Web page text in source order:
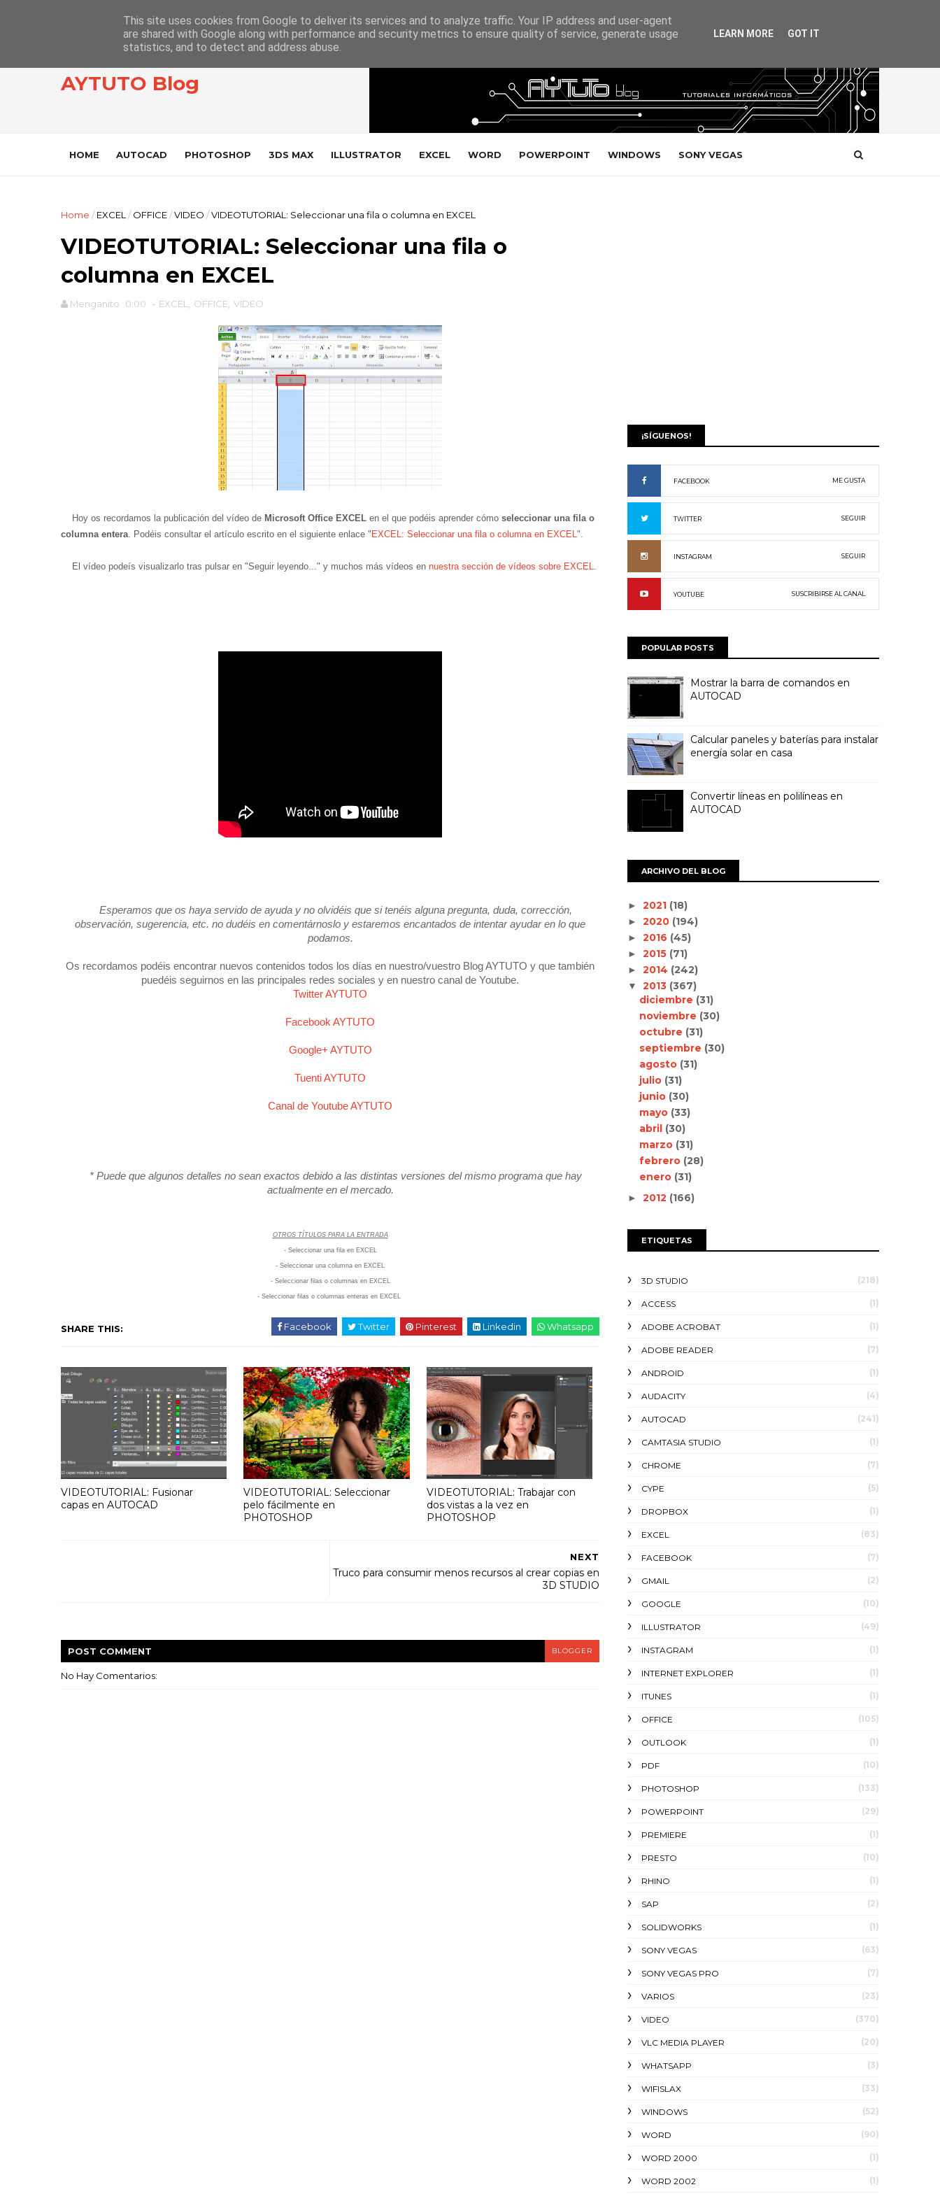
AYTUTO Blog
HOME AUTOCAD PHOTOSHOP 3DS MAX ILLUSTRATOR EXCEL WORD POWERPOINT WINDOWS SONY VEGAS
Home / EXCEL / OFFICE/VIDEO /VIDEOTUTORIAL: Seleccionar una fila o columna en EXCEL
VIDEOTUTORIAL: Seleccionar una fila o
columna en EXCEL
Menganito 0:00 - EXCEL OFFICE VIDEO
Hoy os recordamos la publicación del vídeo de M icrosoft Office EXCEL en el que podéis aprender cómo seleccionar una fila o
columna entera. Podéis consultar el artículo escrito en el siguiente enlace " EXCEL: Seleccionar una fila o columna en EXCEL".
El vídeo podeís visualizarlo tras pulsar en "Seguir leyendo..." y muchos más vídeos en nuestra sección de vídeos sobre EXCEL.
Esperamos que os haya servido de ayuda y no olvidéis que si tenéis alguna pregunta, duda, corrección,
observación, sugerencia, etc. no dudéis en comentárnoslo y estaremos encantados de intentar ayudar en lo que
podamos.
Os recordamos podéis encontrar nuevos contenidos todos los días en nuestro/vuestro Blog AYTUTO y que también
puedéis seguirnos en las principales redes sociales y en nuestro canal de Youtube.
Twitter AYTUTO
Facebook AYTUTO
Google+ AYTUTO
Tuenti AYTUTO
Canal de Youtube AYTUTO
* Puede que algunos detalles no sean exactos debido a las distintas versiones del mismo programa que hay
actualmente en el mercado.
OTROS TÍTULOS PARA LA ENTRADA
- Seleccionar una fila en EXCEL
- Seleccionar una columna en EXCEL
- Seleccionar filas o columnas en EXCEL
- Seleccionar fi las o columnas enteras en EXCEL
SHARE THIS: Facebook Twitter Pinterest Linkedin Whatsapp
VIDEOTUTORIAL: Fusionar
capas en AUTOCAD
VIDEOTUTORIAL: Seleccionar
pelo fácilmente en
PHOTOSHOP
VIDEOTUTORIAL: Trabajar con
dos vistas a la vez en
PHOTOSHOP
NEXT
Truco para consumir menos recursos al crear copias en
3D STUDIO
POST COMMENT BLOGGER
No Hay Comentarios:
¡SÍGUENOS!
FACEBOOK ME GUSTA
TWITTER SEGUIR
INSTAGRAM SEGUIR
YOUTUBE SUSCRIBIRSE AL CANAL
POPULAR POSTS
Mostrar la barra de comandos en
AUTOCAD
Calcular paneles y baterías para instalar
energía solar en casa
Convertir líneas en polilíneas en
AUTOCAD
ARCHIVO DEL BLOG
► 2021 (18)
► 2020 (194)
► 2016 (45)
► 2015 (71)
► 2014 (242)
▼ 2013 (367)
diciembre (31)
noviembre (30)
octubre (31)
septiembre (30)
agosto (31)
julio (31)
junio (30)
mayo (33)
abril (30)
marzo (31)
febrero (28)
enero (31)
► 2012 (166)
ETIQUETAS
3D STUDIO (218)
ACCESS (1)
ADOBE ACROBAT (1)
ADOBE READER (7)
ANDROID (1)
AUDACITY (4)
AUTOCAD (241)
CAMTASIA STUDIO (1)
CHROME (7)
CYPE (5)
DROPBOX (1)
EXCEL (83)
FACEBOOK (7)
GMAIL (2)
GOOGLE (10)
ILLUSTRATOR (49)
INSTAGRAM (1)
INTERNET EXPLORER (1)
ITUNES (1)
OFFICE (105)
OUTLOOK (1)
PDF (10)
PHOTOSHOP (133)
POWERPOINT (29)
PREMIERE (1)
PRESTO (10)
RHINO (1)
SAP (2)
SOLIDWORKS (1)
SONY VEGAS (63)
SONY VEGAS PRO (7)
VARIOS (23)
VIDEO (370)
VLC MEDIA PLAYER (20)
WHATSAPP (3)
WIFISLAX (33)
WINDOWS (52)
WORD (90)
WORD 2000 (1)
WORD 2002 (1)
This site uses cookies from Google to deliver its services and to analyze traffic. Your IP address and user-agent
are shared with Google along with performance and security metrics to ensure quality of service, generate usage
statistics, and to detect and address abuse.
LEARN MORE GOT IT